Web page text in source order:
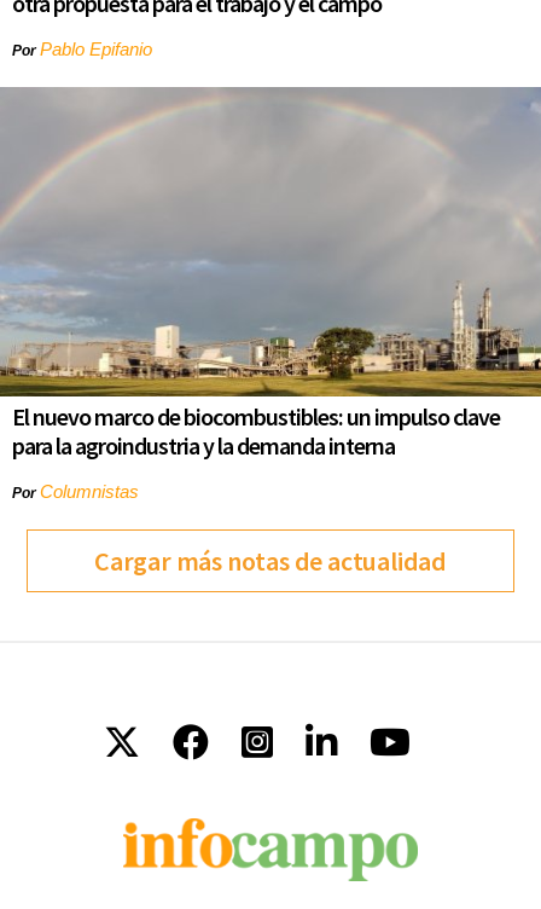
PorPablo Epifanio
El nuevo marco de biocombustibles: un impulso clave
para la agroindustria y la demanda interna
PorColumnistas
Cargar más notas de actualidad